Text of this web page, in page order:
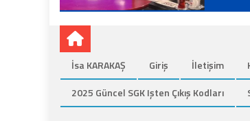
İsa KARAKAŞ Giriş İletişim
2025 Güncel SGK Işten Çıkış Kodları